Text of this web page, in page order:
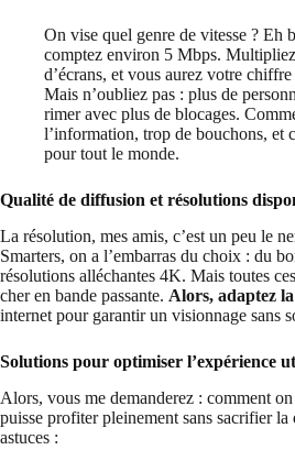
On vise quel genre de vitesse ?
comptez environ 5 Mbps.
d’écrans, et vous aurez votre
Mais n’oubliez pas : plus de
rimer avec plus de blocages.
l’information, trop de bouchons, et
pour tout le monde.
Qualité de diffusion et résolutions
La résolution, mes amis, c’est un peu le
Smarters, on a l’embarras du choix : du
résolutions alléchantes 4K. Mais toutes
cher en bande passante. Alors, adaptez
internet pour garantir un visionnage sans
Solutions pour optimiser l’expérience
Alors, vous me demanderez : comment
puisse profiter pleinement sans sacrifier
astuces :